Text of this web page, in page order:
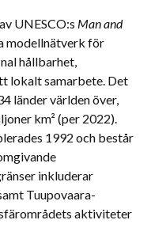
UNESCO:s Man and
modellnätverk för
hållbarhet,
lokalt samarbete. Det
länder världen över,
km² (per 2022).
1992 och består
inkluderar
Tuupovaara-
aktiviteter